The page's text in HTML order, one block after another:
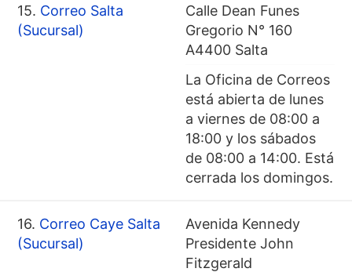
15. Correo Salta
(Sucursal)
Calle Dean Funes
Gregorio N° 160
A4400 Salta
La Oficina de Correos
está abierta de lunes
a viernes de 08:00 a
18:00 y los sábados
de 08:00 a 14:00. Está
cerrada los domingos.
16. Correo Caye Salta
(Sucursal)
Avenida Kennedy
Presidente John
Fitzgerald